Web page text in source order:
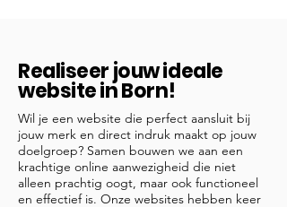
Realiseer jouw ideale
website in Born!
Wil je een website die perfect aansluit bij
jouw merk en direct indruk maakt op jouw
doelgroep? Samen bouwen we aan een
krachtige online aanwezigheid die niet
alleen prachtig oogt, maar ook functioneel
en effectief is. Onze websites hebben keer